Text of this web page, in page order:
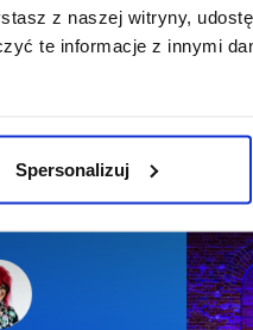
z naszej witryny,
te informacje z innymi
Spersonalizuj